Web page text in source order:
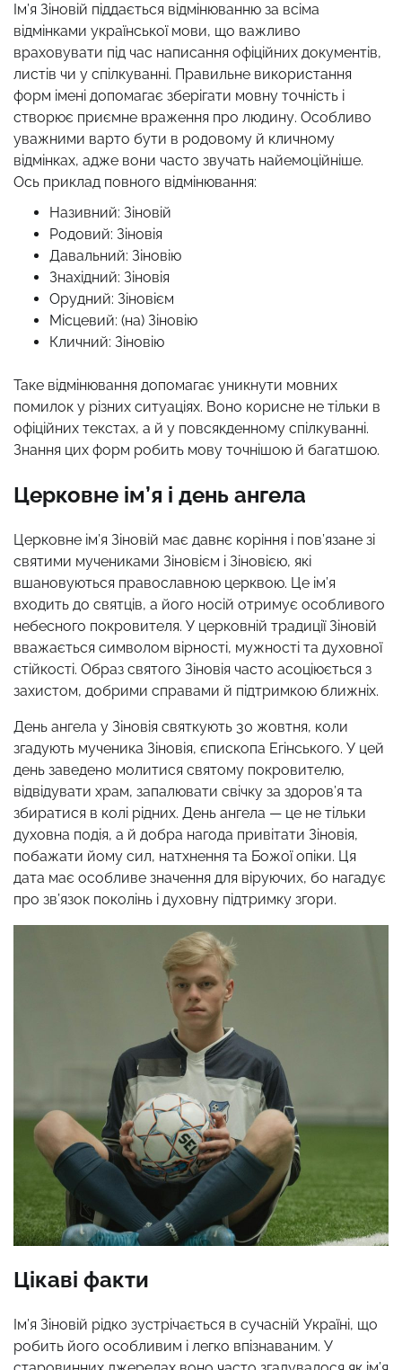
Ім’я Зіновій піддається відмінюванню за всіма
відмінками української мови, що важливо
враховувати під час написання офіційних документів,
листів чи у спілкуванні. Правильне використання
форм імені допомагає зберігати мовну точність і
створює приємне враження про людину. Особливо
уважними варто бути в родовому й кличному
відмінках, адже вони часто звучать найемоційніше.
Ось приклад повного відмінювання:
Називний: Зіновій
Родовий: Зіновія
Давальний: Зіновію
Знахідний: Зіновія
Орудний: Зіновієм
Місцевий: (на) Зіновію
Кличний: Зіновію
Таке відмінювання допомагає уникнути мовних
помилок у різних ситуаціях. Воно корисне не тільки в
офіційних текстах, а й у повсякденному спілкуванні.
Знання цих форм робить мову точнішою й багатшою.
Церковне ім’я і день ангела
Церковне ім’я Зіновій має давнє коріння і пов’язане зі
святими мучениками Зіновієм і Зіновією, які
вшановуються православною церквою. Це ім’я
входить до святців, а його носій отримує особливого
небесного покровителя. У церковній традиції Зіновій
вважається символом вірності, мужності та духовної
стійкості. Образ святого Зіновія часто асоціюється з
захистом, добрими справами й підтримкою ближніх.
День ангела у Зіновія святкують 30 жовтня, коли
згадують мученика Зіновія, єпископа Егінського. У цей
день заведено молитися святому покровителю,
відвідувати храм, запалювати свічку за здоров’я та
збиратися в колі рідних. День ангела — це не тільки
духовна подія, а й добра нагода привітати Зіновія,
побажати йому сил, натхнення та Божої опіки. Ця
дата має особливе значення для віруючих, бо нагадує
про зв’язок поколінь і духовну підтримку згори.
Цікаві факти
Ім’я Зіновій рідко зустрічається в сучасній Україні, що
робить його особливим і легко впізнаваним. У